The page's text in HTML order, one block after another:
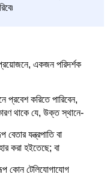
একজন পরিদর্শক
করিতে পারিবেন,
থাকে যে, উক্ত স্থানে-
যন্ত্রপাতি বা
করা হইতেছে; বা
কোন টেলিযোগাযোগ